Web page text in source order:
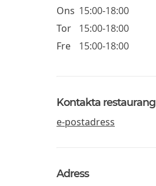
Ons 15:00-18:00
Tor
15:00-18:00
Fre
15:00-18:00
Kontakta restaurang
e-postadress
Adress